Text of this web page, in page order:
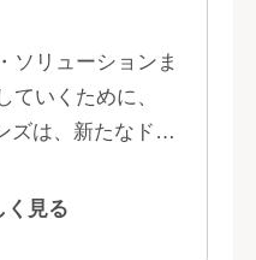
ソリューションま
ていくために、
ズは、新たなドコ
トワーク、セキュ
く見る